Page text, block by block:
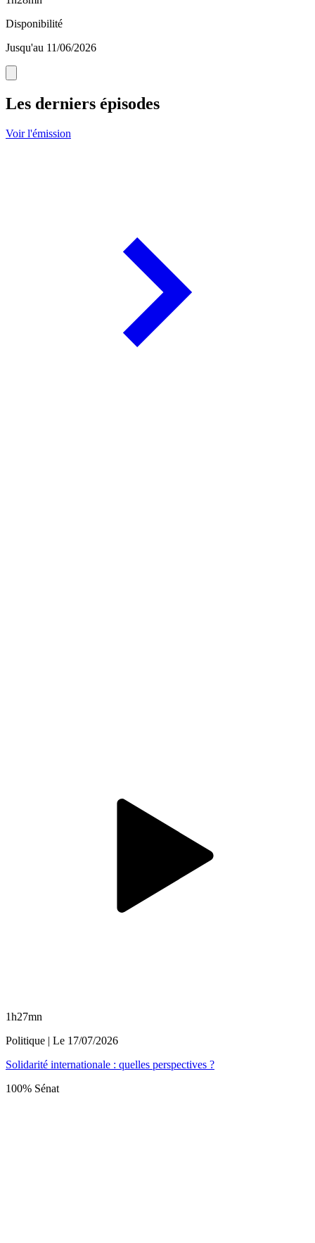
Disponibilité
Jusqu'au 11/06/2026
Les derniers épisodes
Voir l'émission
1h27mn
Politique | Le 17/07/2026
Solidarité internationale : quelles perspectives ?
100% Sénat